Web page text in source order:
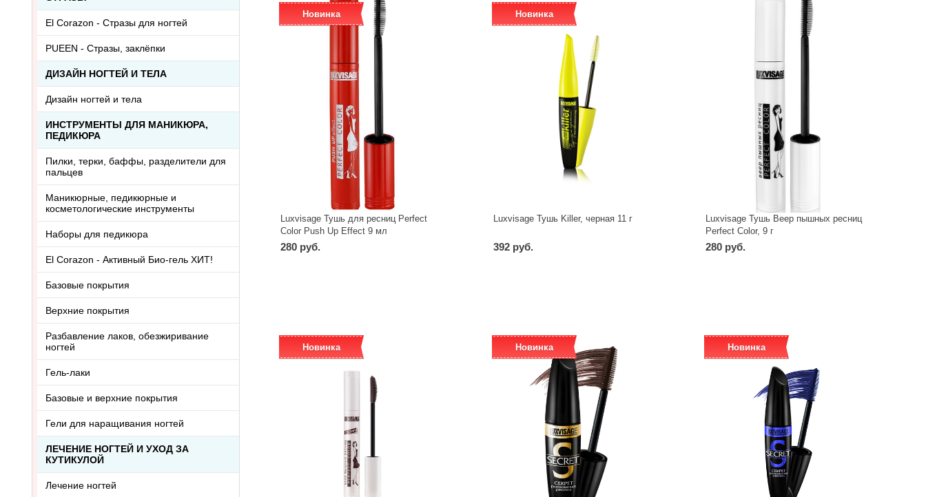
Новинка
Luxvisage Тушь для ресниц Perfect
Color Push Up Effect 9 мл
280 руб.
Новинка
Luxvisage Тушь Killer, черная 11 г
392 руб.
Luxvisage Тушь Веер пышных ресниц
Perfect Color, 9 г
280 руб.
Новинка Новинка Новинка
El Corazon - Стразы для ногтей
PUEEN - Cтразы, заклёпки
ДИЗАЙН НОГТЕЙ И ТЕЛА
Дизайн ногтей и тела
ИНСТРУМЕНТЫ ДЛЯ МАНИКЮРА,
ПЕДИКЮРА
Пилки, терки, баффы, разделители для
пальцев
Маникюрные, педикюрные и
косметологические инструменты
Наборы для педикюра
El Corazon - Активный Био-гель ХИТ!
Базовые покрытия
Верхние покрытия
Разбавление лаков, обезжиривание
ногтей
Гель-лаки
Базовые и верхние покрытия
Гели для наращивания ногтей
ЛЕЧЕНИЕ НОГТЕЙ И УХОД ЗА
КУТИКУЛОЙ
Лечение ногтей